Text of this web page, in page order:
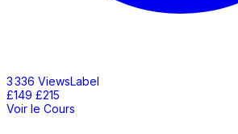
3 336 ViewsLabel
£149 £215
Voir le Cours